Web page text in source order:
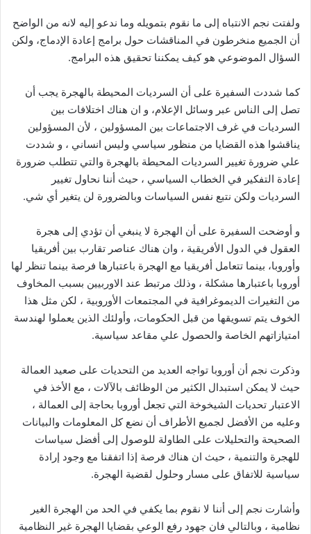
ولفتت نجم الانتباه إلى ما نقوم بتمويله وما ندعو إليه لانه من الواضح
أن الجميع منخرطون في المناقشات حول برامج إعادة الإدماج، ولكن
السؤال الموضوعي هو كيف يمكننا تحقيق هذه البرامج.
كما شددت السفيرة على أن السرديات المحيطة بالهجرة يجب أن
تصل إلى الناس عبر وسائل الإعلام، و ان هناك اختلافات بين
السرديات في غرف الاجتماعات بين المسؤولين ، لأن المسؤولين
يناقشوا هذه القضايا من منظور سياسي وليس انساني ، و شددت
علي ضرورة تغيير السرديات المحيطة بالهجرة والتي تتطلب ضرورة
إعادة التفكير في الخطاب السياسي ، حيث أننا نحاول تغيير
السرديات ولكن نتبع نفس السياسات وبالضرورة لن يتغير أي شي.
و أوضحت السفيرة على أن الهجرة لا ينبغي أن تؤدي إلى هجرة
العقول في الدول الأفريقية ، وان هناك عناصر تقارب بين أفريقيا
وأوروبا، بينما تتعامل أفريقيا مع الهجرة باعتبارها فرصة بينما تنظر لها
أوروبا باعتبارها مشكلة ، وذلك مرتبط عند الاوربيين بسبب المخاوف
من التغيرات الديموغرافية في المجتمعات الأوروبية ، لكن مثل هذا
الخوف يتم تسويقها من قبل الحكومات، وأولئك الذين يعملوا لهندسة
امتيازاتهم الخاصة والحصول علي مقاعد سياسية.
وذكرت نجم أن أوروبا تواجه العديد من التحديات على صعيد العمالة
حيث لا يمكن استبدال الكثير من الوظائف بالآلات ، مع الأخذ في
الاعتبار تحديات الشيخوخة التي تجعل أوروبا بحاجة إلى العمالة ،
وعليه من الأفضل لجميع الأطراف أن نضع كل المعلومات والبيانات
الصحيحة والتحليلات على الطاولة للوصول إلى أفضل سياسات
للهجرة والتنمية ، حيث ان هناك فرصة إذا اتفقنا مع وجود إرادة
سياسية للاتفاق على مسار وحلول لقضية الهجرة.
وأشارت نجم إلى أننا لا نقوم بما يكفي في الحد من الهجرة الغير
نظامية ، وبالتالي فان جهود رفع الوعي بقضايا الهجرة غير النظامية